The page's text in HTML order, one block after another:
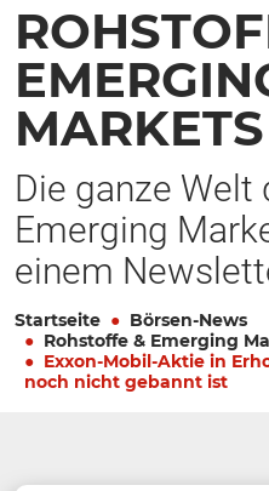
Die ganze Welt
Emerging
einem
Startseite
Börsen-News
Rohstoffe & Emerging
Exxon-Mobil-Aktie in
noch nicht gebannt ist